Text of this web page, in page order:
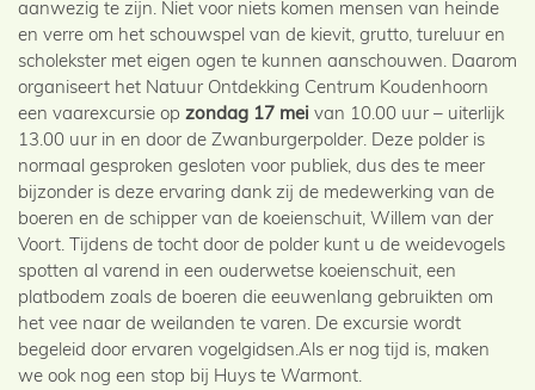
aanwezig te zijn. Niet voor niets komen mensen van heinde
en verre om het schouwspel van de kievit, grutto, tureluur en
scholekster met eigen ogen te kunnen aanschouwen. Daarom
organiseert het Natuur Ontdekking Centrum Koudenhoorn
een vaarexcursie op zondag 17 mei van 10.00 uur – uiterlijk
13.00 uur in en door de Zwanburgerpolder. Deze polder is
normaal gesproken gesloten voor publiek, dus des te meer
bijzonder is deze ervaring dank zij de medewerking van de
boeren en de schipper van de koeienschuit, Willem van der
Voort. Tijdens de tocht door de polder kunt u de weidevogels
spotten al varend in een ouderwetse koeienschuit, een
platbodem zoals de boeren die eeuwenlang gebruikten om
het vee naar de weilanden te varen. De excursie wordt
begeleid door ervaren vogelgidsen.Als er nog tijd is, maken
we ook nog een stop bij Huys te Warmont.